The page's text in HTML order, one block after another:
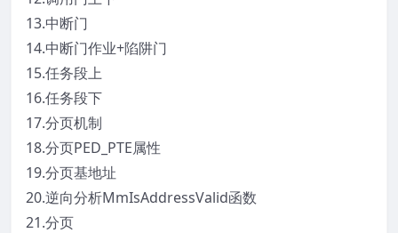
13.中断门
14.中断门作业+陷阱门
15.任务段上
16.任务段下
17.分页机制
18.分页PED_PTE属性
19.分页基地址
20.逆向分析MmIsAddressValid函数
21.分页